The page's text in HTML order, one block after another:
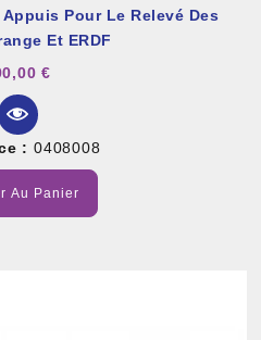
Pour Le Relevé Des
Et ERDF
€
: 0408008
Au Panier